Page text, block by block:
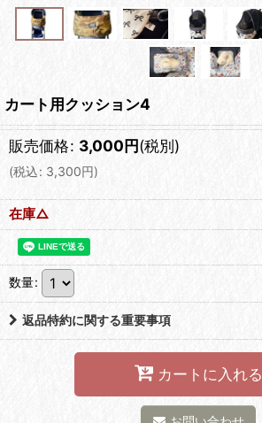
カート用クッション4
販売価格: 3,000円(税別)
(税込: 3,300円)
在庫△
数量:
返品特約に関する重要事項
カートに入れる